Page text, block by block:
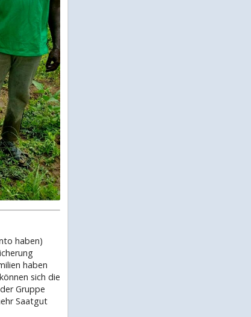
haben)
haben
sich die
Gruppe
Saatgut